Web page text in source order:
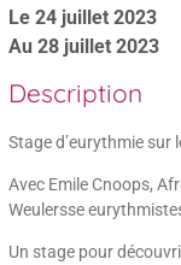
Le 24 juillet 2023
Au 28 juillet 2023
Description
Stage d’eurythmie sur
Avec Emile Cnoops,
Weulersse
Un stage pour